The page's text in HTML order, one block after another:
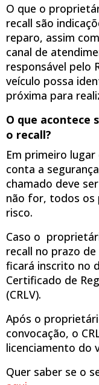
O que o
recall são
reparo, assim
canal de
responsável pelo
veículo possa
próxima para
O que acontece
o recall?
Em primeiro
conta a
chamado deve
não for, todos os
risco.
Caso o
recall no prazo
ficará inscrito no
Certificado de
(CRLV).
Após o
convocação, o
licenciamento do
Quer saber se o